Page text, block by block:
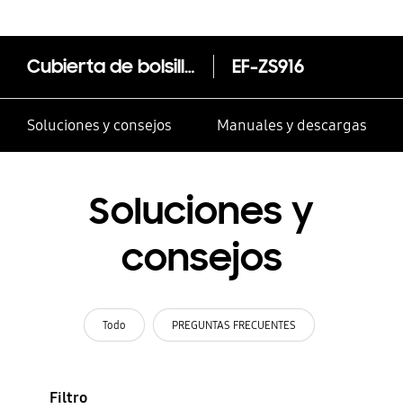
Cubierta de bolsillo Smart View para Galaxy S23+ EF-ZS916
Soluciones y consejos Manuales y descargas
Soluciones y
consejos
Todo PREGUNTAS FRECUENTES
Filtro